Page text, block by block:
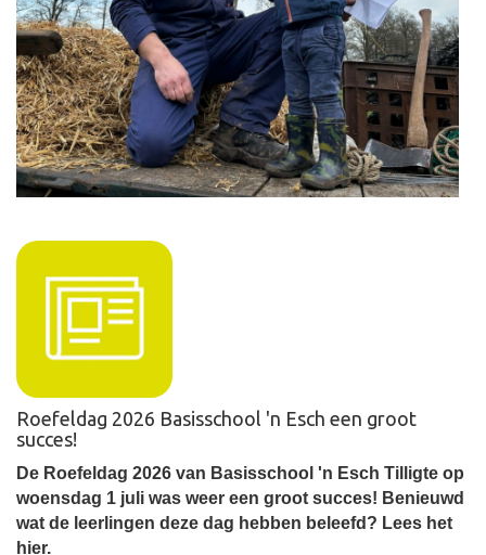
Roefeldag 2026 Basisschool 'n Esch een groot
succes!
De Roefeldag 2026 van Basisschool 'n Esch Tilligte op
woensdag 1 juli was weer een groot succes! Benieuwd
wat de leerlingen deze dag hebben beleefd? Lees het
hier.